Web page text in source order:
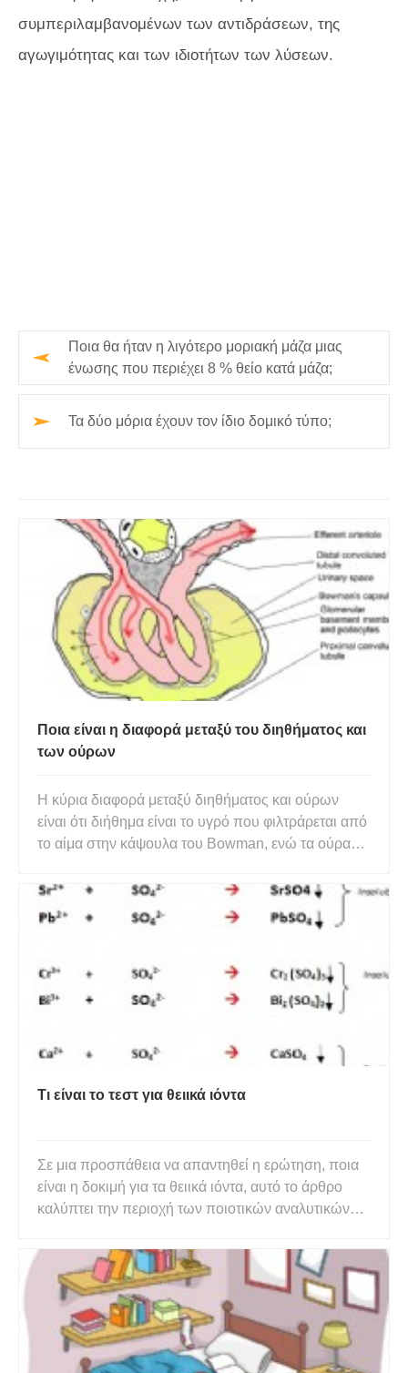
συμπεριλαμβανομένων των αντιδράσεων, της
αγωγιμότητας και των ιδιοτήτων των λύσεων.
Ποια θα ήταν η λιγότερο μοριακή μάζα μιας
ένωσης που περιέχει 8 % θείο κατά μάζα;
Τα δύο μόρια έχουν τον ίδιο δομικό τύπο;
Ποια είναι η διαφορά μεταξύ του διηθήματος και
των ούρων
Η κύρια διαφορά μεταξύ διηθήματος και ούρων
είναι ότι διήθημα είναι το υγρό που φιλτράρεται από
το αίμα στην κάψουλα του Bowman, ενώ τα ούρα
νεφρώνα, τη λειτουργική μονάδα του νεφρού. Το
διήθημα και τα ούρα είναι δύο τύποι υγρών που
παράγονται μέσα στ
Τι είναι το τεστ για θειικά ιόντα
Σε μια προσπάθεια να απαντηθεί η ερώτηση, ποια
είναι η δοκιμή για τα θειικά ιόντα, αυτό το άρθρο
καλύπτει την περιοχή των ποιοτικών αναλυτικών
ιόντων. Σχεδόν όλες αυτές οι μέθοδοι δοκιμής
περιλαμβάνουν οπτικές παρατηρήσεις,
επιτρέποντας στα θειικά να α